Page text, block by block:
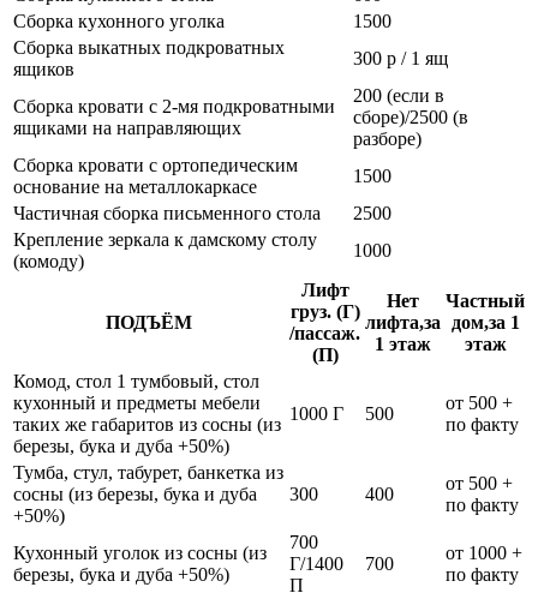
Сборка кухонного уголка
1500
Сборка выкатных подкроватных
ящиков
300 р / 1 ящ
Сборка кровати с 2-мя подкроватными
ящиками на направляющих
200 (если в
сборе)/2500 (в
разборе)
Сборка кровати с ортопедическим
основание на металлокаркасе
1500
Частичная сборка письменного стола
2500
Крепление зеркала к дамскому столу
(комоду)
1000
ПОДЪЁМ
Лифт
груз. (Г)
/пассаж.
(П)
Нет
лифта,за
1 этаж
Частный
дом,за 1
этаж
Комод, стол 1 тумбовый, стол
кухонный и предметы мебели
таких же габаритов из сосны (из
березы, бука и дуба +50%)
1000 Г 500
от 500 +
по факту
Тумба, стул, табурет, банкетка из
сосны (из березы, бука и дуба
+50%)
300 400
от 500 +
по факту
Кухонный уголок из сосны (из
березы, бука и дуба +50%)
700
Г/1400
П
700
от 1000 +
по факту